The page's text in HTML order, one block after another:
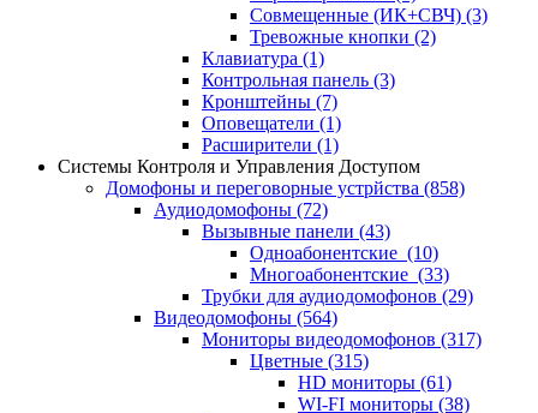
Совмещенные (ИК+СВЧ) (3)
Тревожные кнопки (2)
Клавиатура (1)
Контрольная панель (3)
Кронштейны (7)
Оповещатели (1)
Расширители (1)
Системы Контроля и Управления Доступом
Домофоны и переговорные устрйства (858)
Аудиодомофоны (72)
Вызывные панели (43)
Одноабонентские (10)
Многоабонентские (33)
Трубки для аудиодомофонов (29)
Видеодомофоны (564)
Мониторы видеодомофонов (317)
Цветные (315)
HD мониторы (61)
WI-FI мониторы (38)